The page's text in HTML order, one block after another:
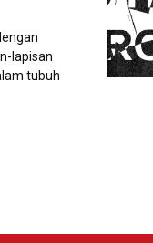
lapisan
tubuh